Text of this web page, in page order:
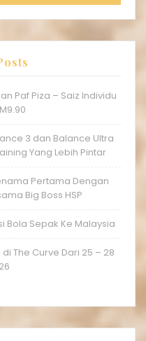
Paf Piza – Saiz Individu
3 dan Balance Ultra
Yang Lebih Pintar
Pertama Dengan
Big Boss HSP
Bola Sepak Ke Malaysia
The Curve Dari 25 – 28